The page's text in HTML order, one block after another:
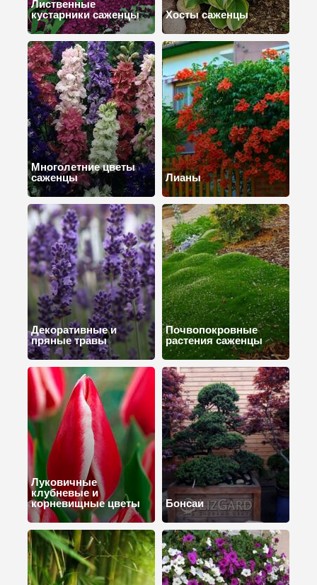
Лиственные
кустарники саженцы
Хосты саженцы
Многолетние цветы
саженцы
Лианы
Декоративные и
пряные травы
Почвопокровные
растения саженцы
Луковичные
клубневые и
корневищные цветы
Бонсаи